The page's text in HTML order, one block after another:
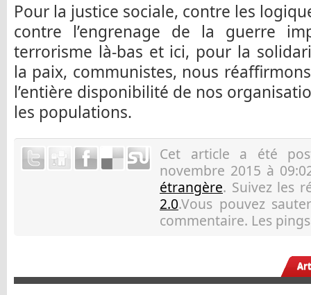
Pour la justice sociale, contre les
contre l’engrenage de la guerre
terrorisme là-bas et ici, pour la
la paix, communistes, nous
l’entière disponibilité de nos
les populations.
Cet article a été
novembre 2015 à
étrangère. Suivez les
2.0.Vous pouvez
commentaire. Les